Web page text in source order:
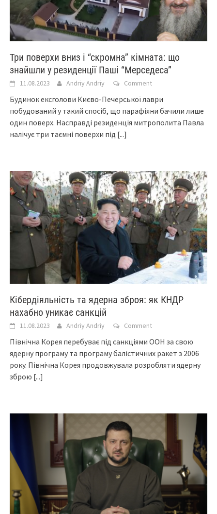
Три поверхи вниз і “скромна” кімната: що
знайшли у резиденції Паші “Мерседеса”
11.08.2023 Andriy Andriy Comment
Будинок ексголови Києво-Печерської лаври
побудований у такий спосіб, що парафіяни бачили лише
один поверх. Насправді резиденція митрополита Павла
налічує три таємні поверхи під [...]
Кібердіяльність та ядерна зброя: як КНДР
нахабно уникає санкцій
11.08.2023 Andriy Andriy Comment
Північна Корея перебуває під санкціями ООН за свою
ядерну програму та програму балістичних ракет з 2006
року. Північна Корея продовжувала розробляти ядерну
зброю [...]